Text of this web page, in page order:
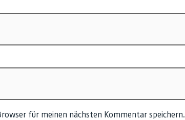
für meinen nächsten Kommentar speichern.